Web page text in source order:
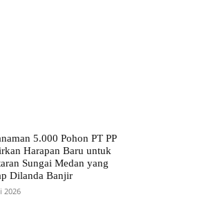
5.000 Pohon PT PP
Harapan Baru untuk
Sungai Medan yang
Dilanda Banjir
2026